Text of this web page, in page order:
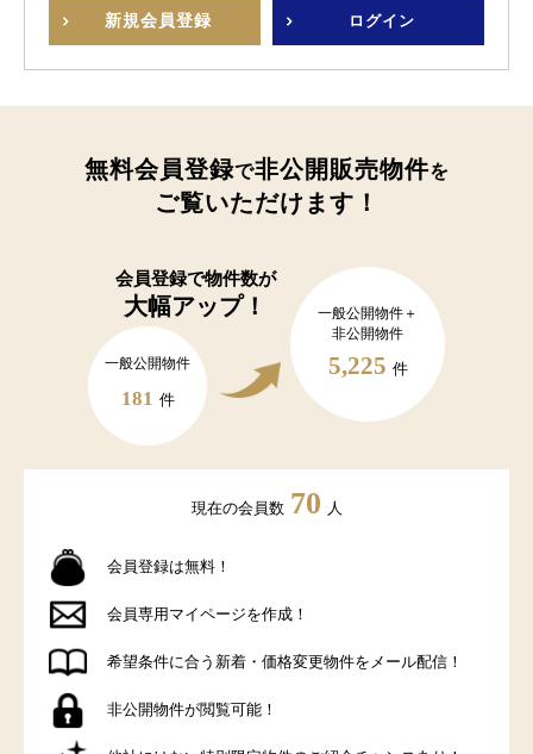
新規会員登録 ログイン
無料会員登録で非公開販売物件を
ご覧いただけます！
会員登録で物件数が
大幅アップ！
一般公開物件
181 件
一般公開物件＋
非公開物件
5,225 件
現在の会員数 70 人
会員登録は無料！
会員専用マイページを作成！
希望条件に合う新着・価格変更物件をメール配信！
非公開物件が閲覧可能！